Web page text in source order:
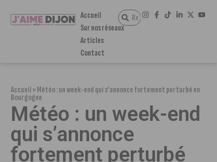
Accueil
Sur nos réseaux
Articles
Contact
Accueil»Météo : un week-end qui s’annonce fortement perturbé en
Bourgogne
Météo : un week-end
qui s’annonce
fortement perturbé